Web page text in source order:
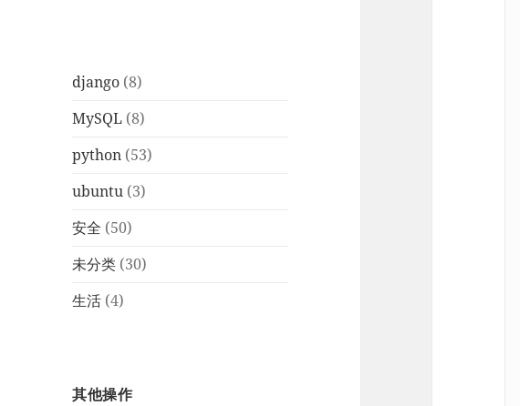
django (8)
MySQL (8)
python (53)
ubuntu (3)
安全 (50)
未分类 (30)
生活 (4)
其他操作